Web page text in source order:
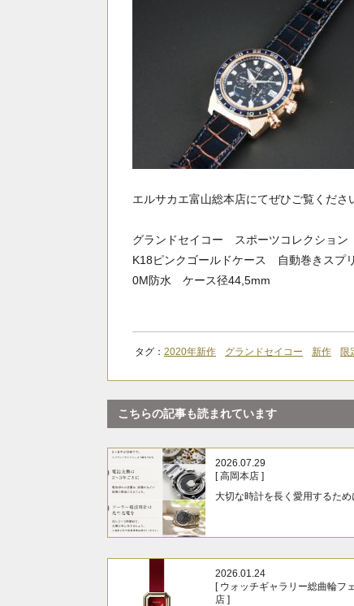
エルサカエ富山総本店にてぜひご覧くださ
グランドセイコー スポーツコレクショ
K18ピンクゴールドケース 自動巻きス
0M防水 ケース径44,5mm
タグ： 2020年新作 グランドセイコー 新作 限
こちらの記事も読まれています
2026.07.29
[ 高岡本店 ]
大切な時計を長く愛用するため
2026.01.24
[ ウォッチギャラリー総曲輪フ
店 ]